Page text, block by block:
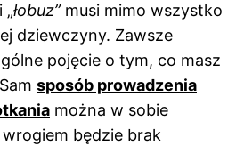
„łobuz”musi mimo wszystko
dziewczyny. Zawsze
pojęcie o tym, co masz
sposób prowadzenia
można w sobie
będzie brak